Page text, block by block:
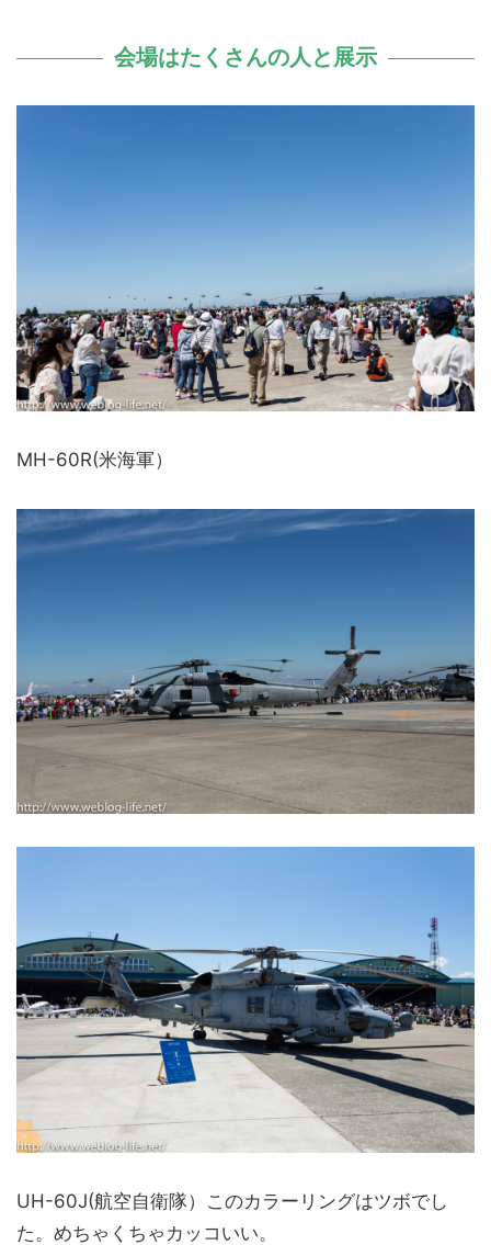
会場はたくさんの人と展示
MH-60R(米海軍）
UH-60J(航空自衛隊）このカラーリングはツボでし
た。めちゃくちゃカッコいい。